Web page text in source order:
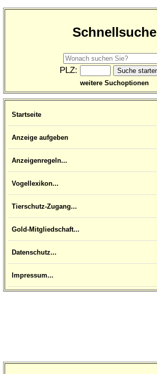
Schnellsuche
PLZ:
weitere Suchoptionen
Startseite
Anzeige aufgeben
Anzeigenregeln...
Vogellexikon...
Tierschutz-Zugang...
Gold-Mitgliedschaft...
Datenschutz...
Impressum...